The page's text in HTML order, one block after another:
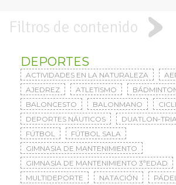
Filtros de contenido
DEPORTES
ACTIVIDADES EN LA NATURALEZA
AJEDREZ
ATLETISMO
BALONCESTO
BALONMANO
DEPORTES NÁUTICOS
DUATLON-
FÚTBOL
FÚTBOL SALA
GIMNASIA DE MANTENIMIENTO
GIMNASIA DE MANTENIMIENTO 3ªEDAD
MULTIDEPORTE
NATACIÓN